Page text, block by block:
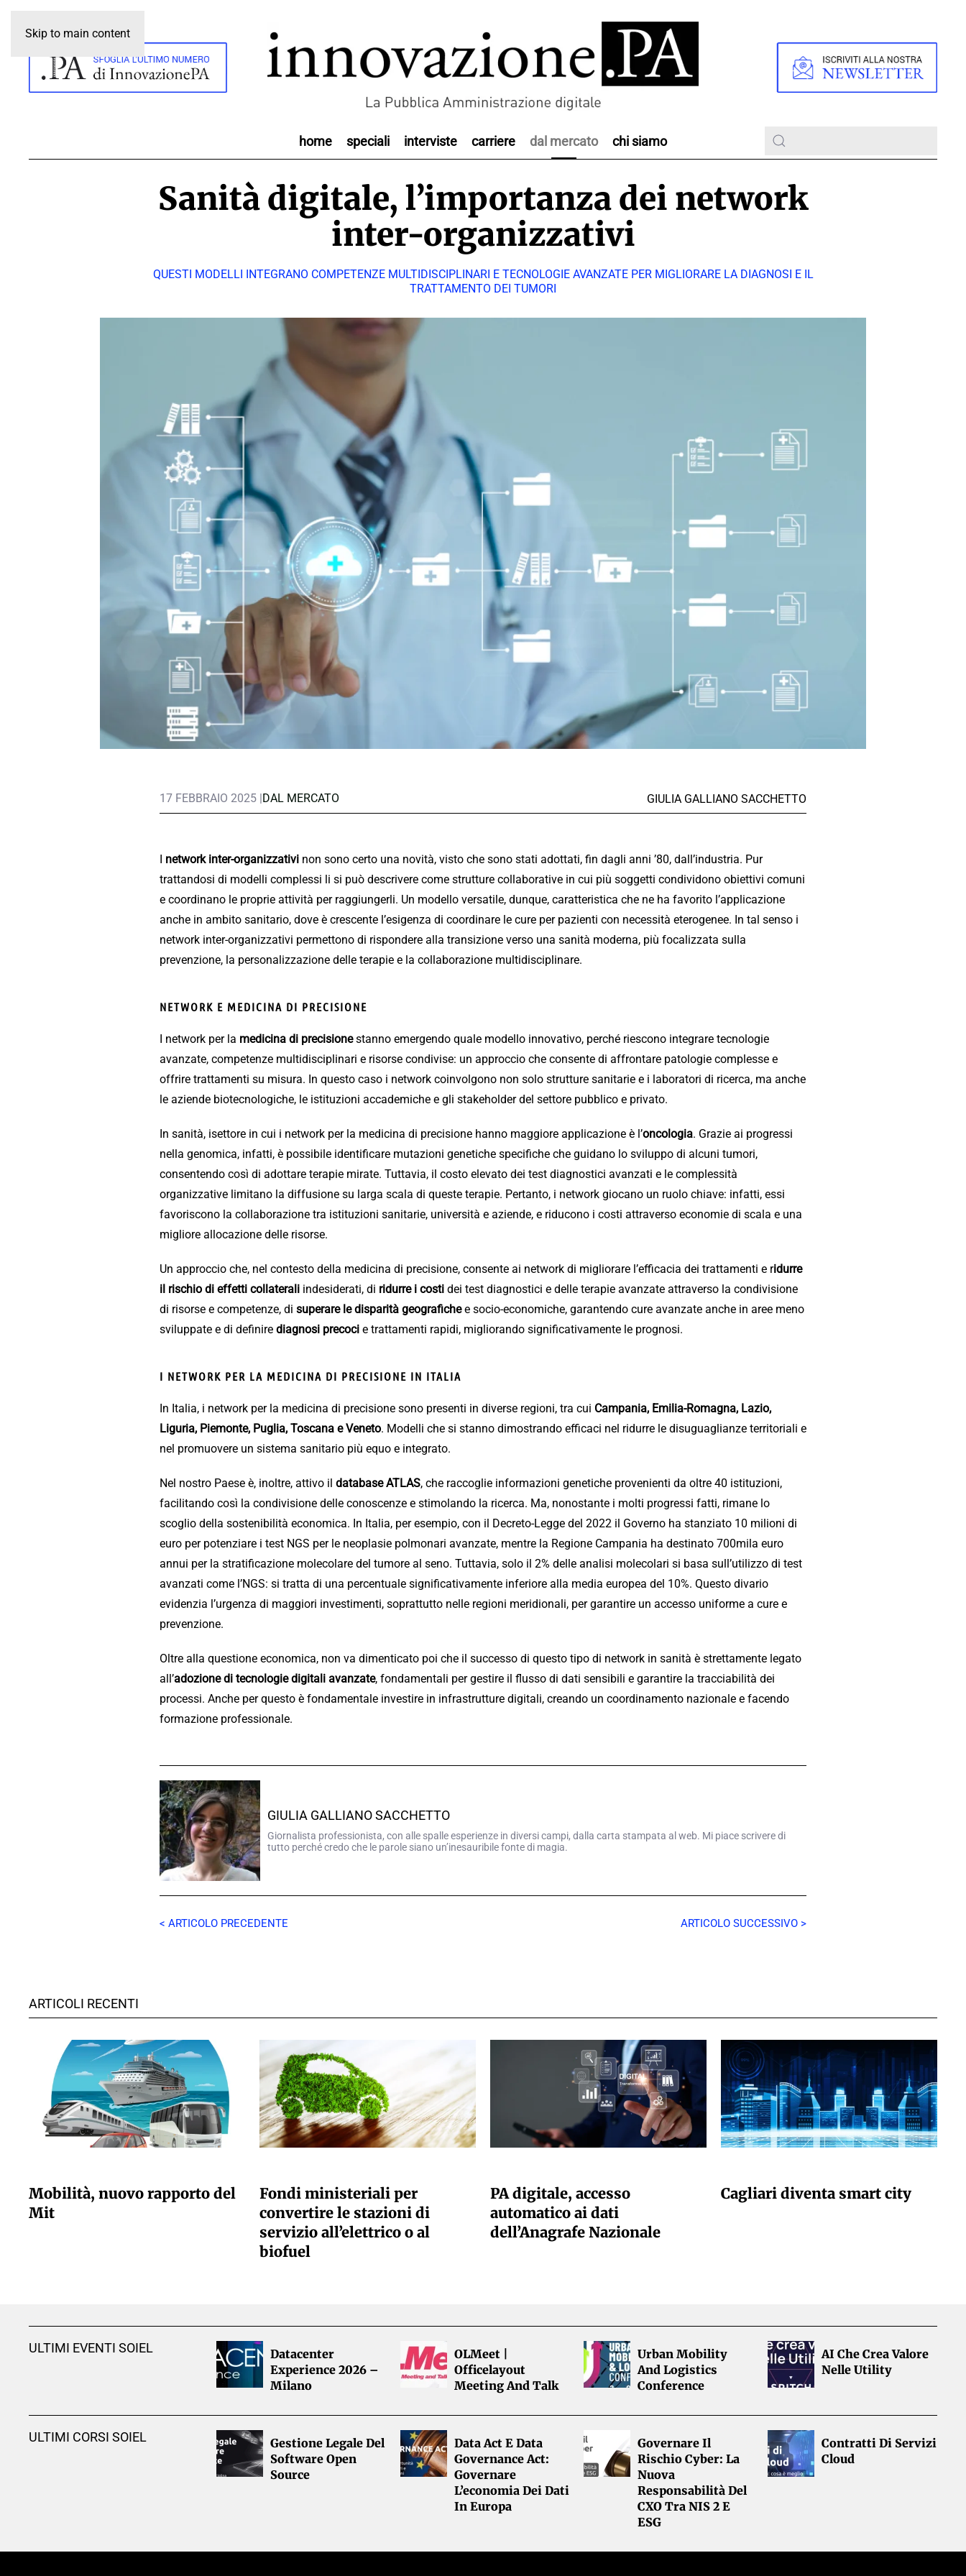
Skip to main content
home speciali interviste carriere dal mercato chi siamo
Sanità digitale, l’importanza dei network
inter-organizzativi
QUESTI MODELLI INTEGRANO COMPETENZE MULTIDISCIPLINARI E TECNOLOGIE AVANZATE PER MIGLIORARE LA DIAGNOSI E IL
TRATTAMENTO DEI TUMORI
17 FEBBRAIO 2025 |DAL MERCATO GIULIA GALLIANO SACCHETTO
I network inter-organizzativi non sono certo una novità, visto che sono stati adottati, fin dagli anni ’80, dall’industria. Pur
trattandosi di modelli complessi li si può descrivere come strutture collaborative in cui più soggetti condividono obiettivi comuni
e coordinano le proprie attività per raggiungerli. Un modello versatile, dunque, caratteristica che ne ha favorito l’applicazione
anche in ambito sanitario, dove è crescente l’esigenza di coordinare le cure per pazienti con necessità eterogenee. In tal senso i
network inter-organizzativi permettono di rispondere alla transizione verso una sanità moderna, più focalizzata sulla
prevenzione, la personalizzazione delle terapie e la collaborazione multidisciplinare.
NETWORK E MEDICINA DI PRECISIONE
I network per la medicina di precisionestanno emergendo quale modello innovativo, perché riescono integrare tecnologie
avanzate, competenze multidisciplinari e risorse condivise: un approccio che consente di affrontare patologie complesse e
offrire trattamenti su misura. In questo caso i network coinvolgono non solo strutture sanitarie e i laboratori di ricerca, ma anche
le aziende biotecnologiche, le istituzioni accademiche e gli stakeholder del settore pubblico e privato.
In sanità, isettore in cui i network per la medicina di precisione hanno maggiore applicazione è l’oncologia. Grazie ai progressi
nella genomica, infatti, è possibile identificare mutazioni genetiche specifiche che guidano lo sviluppo di alcuni tumori,
consentendo così di adottare terapie mirate. Tuttavia, il costo elevato dei test diagnostici avanzati e le complessità
organizzative limitano la diffusione su larga scala di queste terapie. Pertanto, i network giocano un ruolo chiave: infatti, essi
favoriscono la collaborazione tra istituzioni sanitarie, università e aziende, e riducono i costi attraverso economie di scala e una
migliore allocazione delle risorse.
Un approccio che, nel contesto della medicina di precisione, consente ai network di migliorare l’efficacia dei trattamenti e ridurre
il rischio di effetti collaterali indesiderati, di ridurre i costi dei test diagnostici e delle terapie avanzate attraverso la condivisione
di risorse e competenze, di superare le disparità geografichee socio-economiche, garantendo cure avanzate anche in aree meno
sviluppate e di definire diagnosi precoci e trattamenti rapidi, migliorando significativamente le prognosi.
I NETWORK PER LA MEDICINA DI PRECISIONE IN ITALIA
In Italia, i network per la medicina di precisione sono presenti in diverse regioni, tra cui Campania, Emilia-Romagna, Lazio,
Liguria, Piemonte, Puglia, Toscana e Veneto. Modelli che si stanno dimostrando efficaci nel ridurre le disuguaglianze territoriali e
nel promuovere un sistema sanitario più equo e integrato.
Nel nostro Paese è, inoltre, attivo il database ATLAS, che raccoglie informazioni genetiche provenienti da oltre 40 istituzioni,
facilitando così la condivisione delle conoscenze e stimolando la ricerca. Ma, nonostante i molti progressi fatti, rimane lo
scoglio della sostenibilità economica. In Italia, per esempio, con il Decreto-Legge del 2022 il Governo ha stanziato 10 milioni di
euro per potenziare i test NGS per le neoplasie polmonari avanzate, mentre la Regione Campania ha destinato 700mila euro
annui per la stratificazione molecolare del tumore al seno. Tuttavia, solo il 2% delle analisi molecolari si basa sull’utilizzo di test
avanzati come l’NGS: si tratta di una percentuale significativamente inferiore alla media europea del 10%. Questo divario
evidenzia l’urgenza di maggiori investimenti, soprattutto nelle regioni meridionali, per garantire un accesso uniforme a cure e
prevenzione.
Oltre alla questione economica, non va dimenticato poi che il successo di questo tipo di network in sanità è strettamente legato
all’adozione di tecnologie digitali avanzate, fondamentali per gestire il flusso di dati sensibili e garantire la tracciabilità dei
processi. Anche per questo è fondamentale investire in infrastrutture digitali, creando un coordinamento nazionale e facendo
formazione professionale.
GIULIA GALLIANO SACCHETTO
Giornalista professionista, con alle spalle esperienze in diversi campi, dalla carta stampata al web. Mi piace scrivere di
tutto perché credo che le parole siano un’inesauribile fonte di magia.
< ARTICOLO PRECEDENTE ARTICOLO SUCCESSIVO >
ARTICOLI RECENTI
Mobilità, nuovo rapporto del
Mit
Fondi ministeriali per
convertire le stazioni di
servizio all’elettrico o al
biofuel
PA digitale, accesso
automatico ai dati
dell’Anagrafe Nazionale
Cagliari diventa smart city
ULTIMI EVENTI SOIEL
Datacenter
Experience 2026 –
Milano
OLMeet |
Officelayout
Meeting And Talk
Urban Mobility
And Logistics
Conference
AI Che Crea Valore
Nelle Utility
ULTIMI CORSI SOIEL
Gestione Legale Del
Software Open
Source
Data Act E Data
Governance Act:
Governare
L’economia Dei Dati
In Europa
Governare Il
Rischio Cyber: La
Nuova
Responsabilità Del
CXO Tra NIS 2 E
ESG
Contratti Di Servizi
Cloud